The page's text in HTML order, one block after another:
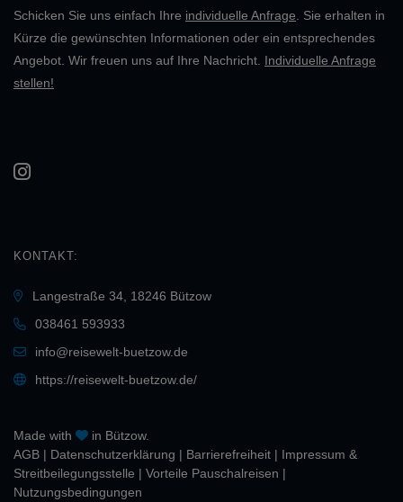
Schicken Sie uns einfach Ihre individuelle Anfrage . Sie erhalten in
Kürze die gewünschten Informationen oder ein entsprechendes
Angebot. Wir freuen uns auf Ihre Nachricht. Individuelle Anfrage
stellen!
KONTAKT:
Langestraße 34, 18246 Bützow
038461 593933
info@reisewelt-buetzow.de
https://reisewelt-buetzow.de/
Made with
in Bützow.
AGB | Daten­schutz­erklärung | Barrierefreiheit | Impressum &
Streitbeilegungsstelle | Vorteile Pauschalreisen |
Nutzungsbedingungen